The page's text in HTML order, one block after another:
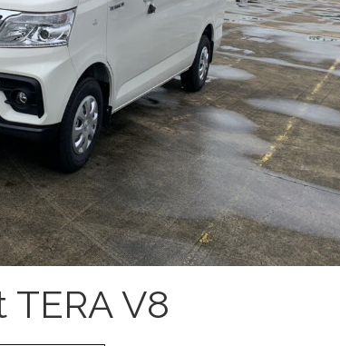
V8